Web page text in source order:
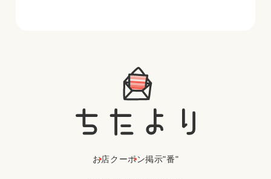
お店クーポン掲示"番"